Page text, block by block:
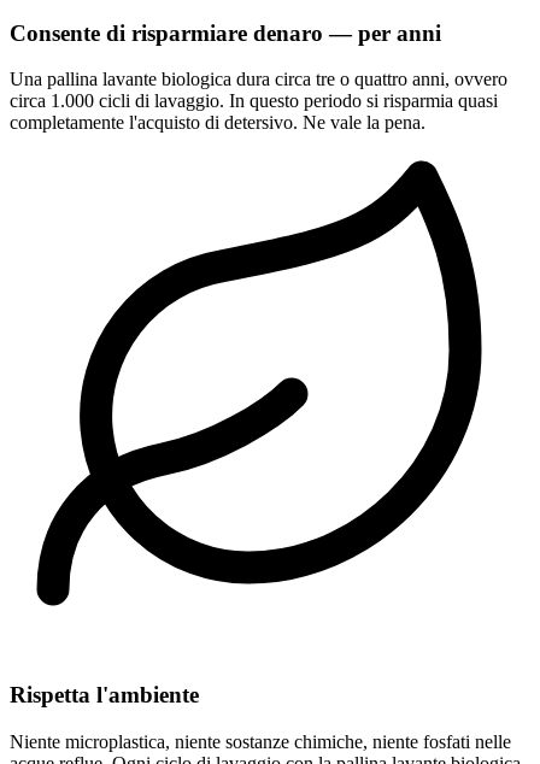
Consente di risparmiare denaro — per anni
Una pallina lavante biologica dura circa tre o quattro anni, ovvero
circa 1.000 cicli di lavaggio. In questo periodo si risparmia quasi
completamente l'acquisto di detersivo. Ne vale la pena.
Rispetta l'ambiente
Niente microplastica, niente sostanze chimiche, niente fosfati nelle